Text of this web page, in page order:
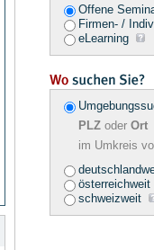
Offene
Firmen- /
eLearning
PLZ oder Ort
im Umkreis
österreichweit
schweizweit